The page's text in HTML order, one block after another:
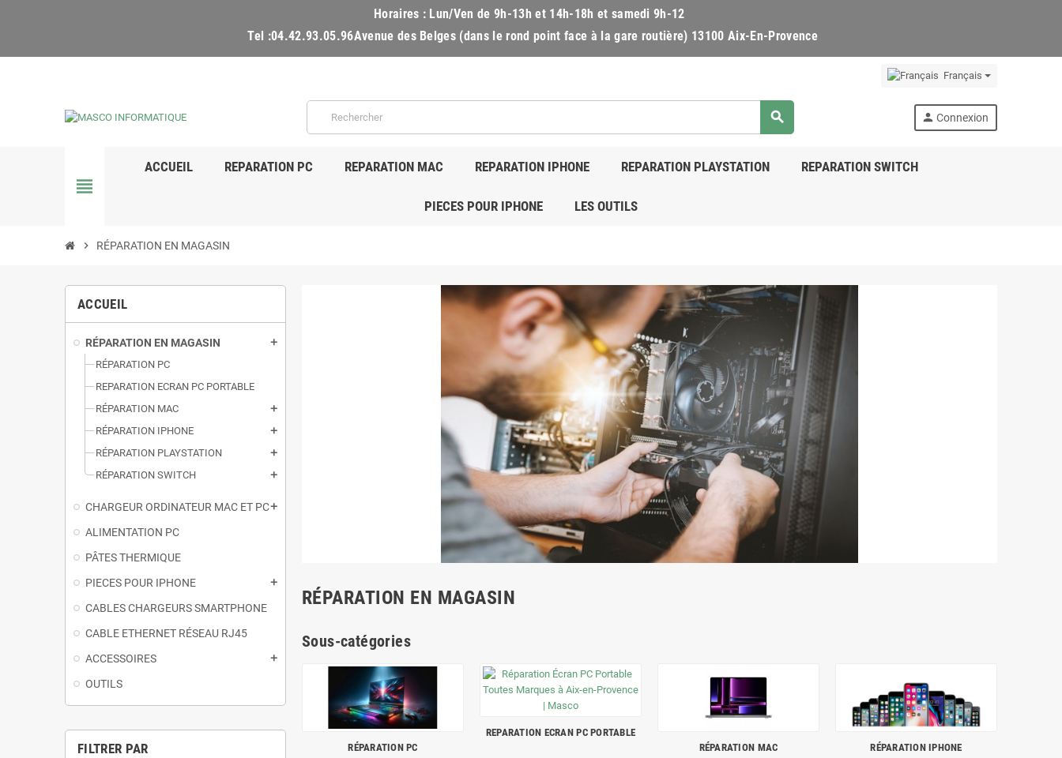
Horaires : Lun/Ven de 9h-13h et 14h-18h et samedi 9h-12
Tel :04.42.93.05.96Avenue des Belges (dans le rond point face à la gare routière) 13100 Aix-En-Provence
Français
search person Connexion
view_headline
ACCUEIL REPARATION PC REPARATION MAC REPARATION IPHONE REPARATION PLAYSTATION REPARATION SWITCH
PIECES POUR IPHONE LES OUTILS
chevron_right RÉPARATION EN MAGASIN
ACCUEIL
RÉPARATION EN MAGASIN add
RÉPARATION PC
REPARATION ECRAN PC PORTABLE
RÉPARATION MAC
add
RÉPARATION IPHONE add
RÉPARATION PLAYSTATION add
RÉPARATION SWITCH add
CHARGEUR ORDINATEUR MAC ET PCadd
ALIMENTATION PC
PÂTES THERMIQUE
PIECES POUR IPHONE
add
CABLES CHARGEURS SMARTPHONE
CABLE ETHERNET RÉSEAU RJ45
ACCESSOIRES
add
OUTILS
FILTRER PAR
RÉPARATION EN MAGASIN
Sous-catégories
RÉPARATION PC
REPARATION ECRAN PC PORTABLE
RÉPARATION MAC
RÉPARATION IPHONE